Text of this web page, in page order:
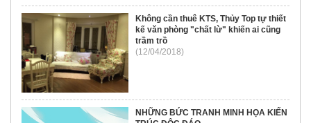
Không cần thuê KTS, Thủy Top tự thiết
kế văn phòng "chất lừ" khiến ai cũng
trầm trồ
(12/04/2018)
NHỮNG BỨC TRANH MINH HỌA KIẾN